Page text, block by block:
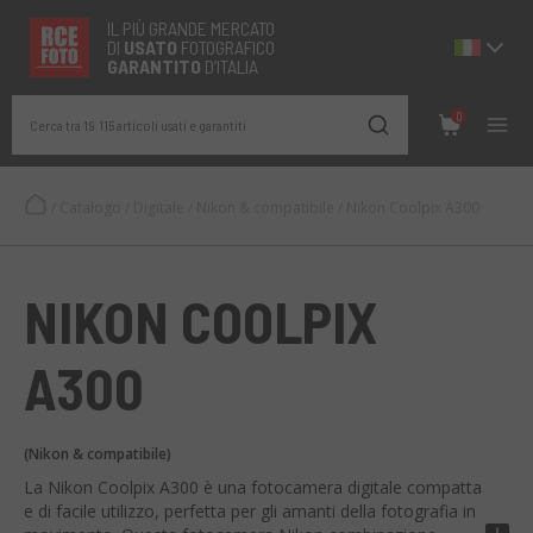
IL PIÙ GRANDE MERCATO
DI USATO FOTOGRAFICO
GARANTITO D’ITALIA
Cerca tra 19.115 articoli usati e garantiti
0
NIKON COOLPIX
A300
(Nikon & compatibile)
La Nikon Coolpix A300 è una fotocamera digitale compatta
e di facile utilizzo, perfetta per gli amanti della fotografia in